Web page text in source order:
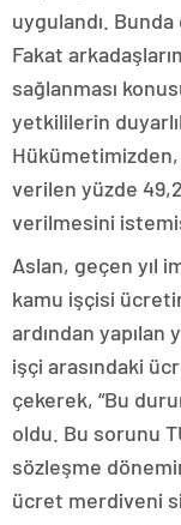
uygulandı.
Fakat
sağlanması
yetkililerin
Hükümetimizden,
verilen yüzde
verilmesini
Aslan, geçen yıl
kamu işçisi
ardından yapılan
işçi arasındaki
çekerek, “Bu
oldu. Bu sorunu
sözleşme
ücret merdiveni